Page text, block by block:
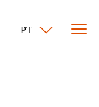
PT